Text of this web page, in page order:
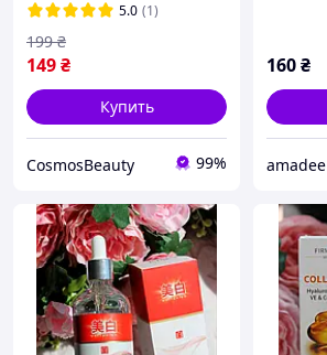
5.0 (1)
149₴
199 ₴
Купить
CosmosBeauty 99%
160₴
amadee